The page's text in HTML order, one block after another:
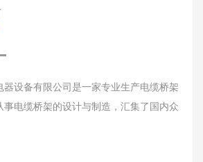
器设备有限公司是一家专业生产电缆桥架
事电缆桥架的设计与制造，汇集了国内众